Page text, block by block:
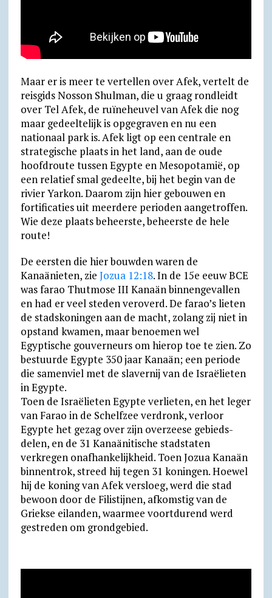
Maar er is meer te vertellen over Afek, vertelt de
reisgids Nosson Shulman, die u graag rondleidt
over Tel Afek, de ruïneheuvel van Afek die nog
maar gedeeltelijk is opge­graven en nu een
nationaal park is. Afek ligt op een centrale en
strategische plaats in het land, aan de oude
hoofdroute tussen Egypte en Mesopotamië, op
een relatief smal gedeelte, bij het begin van de
rivier Yarkon. Daarom zijn hier gebouwen en
fortificaties uit meerdere perioden aangetroffen.
Wie deze plaats beheerste, beheerste de hele
route!
De eersten die hier bouwden waren de
Kanaänieten, zie Jozua 12:18. In de 15e eeuw BCE
was farao Thutmose III Kanaän binnengevallen
en had er veel steden veroverd. De farao’s lieten
de stadskoningen aan de macht, zolang zij niet in
opstand kwamen, maar benoemen wel
Egyptische gouverneurs om hierop toe te zien. Zo
bestuurde Egypte 350 jaar Kanaän; een periode
die samenviel met de slavernij van de Israëlieten
in Egypte.
Toen de Israëlieten Egypte verlieten, en het leger
van Farao in de Schelfzee verdronk, verloor
Egypte het gezag over zijn over­zeese gebieds­
delen, en de 31 Kanaänitische stadstaten
verkregen onafhan­ke­lijk­heid. Toen Jozua Kanaän
binnentrok, streed hij tegen 31 koningen. Hoewel
hij de koning van Afek versloeg, werd die stad
bewoon door de Filistijnen, afkomstig van de
Griekse eilanden, waarmee voortdurend werd
gestreden om grondgebied.